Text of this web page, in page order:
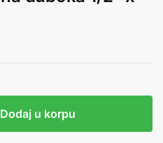
Dodaj u korpu